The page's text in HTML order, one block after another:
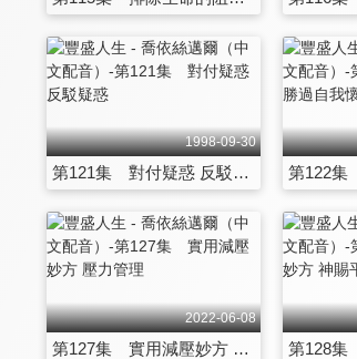
1998-09-30
第121集 對付疑惑 反駁疑惑
2022-06-08
第127集 實用減壓妙方 壓力管理